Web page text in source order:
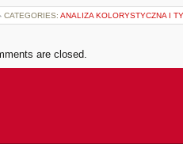
CATEGORIES: ANALIZA KOLORYSTYCZNA I
are closed.